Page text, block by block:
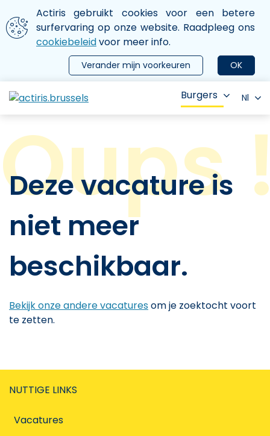
Aller au contenu principal
We gebruiken cookies
Actiris gebruikt cookies voor een betere
surfervaring op onze website. Raadpleeg ons
cookiebeleidvoor meer info.
OK
Verander mijn voorkeuren
le menu
Burgers Nl
Deze vacature is
niet meer
beschikbaar.
Bekijk onze andere vacaturesom je zoektocht voort
te zetten.
NUTTIGE LINKS
Vacatures